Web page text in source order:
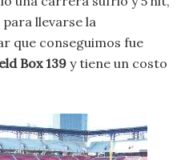
llevarse la
que conseguimos fue
Box 139 y tiene un costo